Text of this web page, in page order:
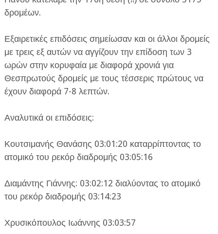
δρομέων.
Εξαιρετικές επιδόσεις σημείωσαν και οι άλλοι δρομείς
με τρεις εξ αυτών να αγγίζουν την επίδοση των 3
ωρών στην κορυφαία με διαφορά χρονιά για
Θεσπρωτούς δρομείς με τους τέσσερις πρώτους να
έχουν διαφορά 7-8 λεπτών.
Αναλυτικά οι επιδόσεις:
Κουτσιμανής Θανάσης 03:01:20 καταρρίπτοντας το
ατομικό του ρεκόρ διαδρομής 03:05:16
Διαμάντης Γιάννης: 03:02:12 διαλύοντας το ατομικό
του ρεκόρ διαδρομής 03:14:23
Χρυσικόπουλος Ιωάννης 03:03:57